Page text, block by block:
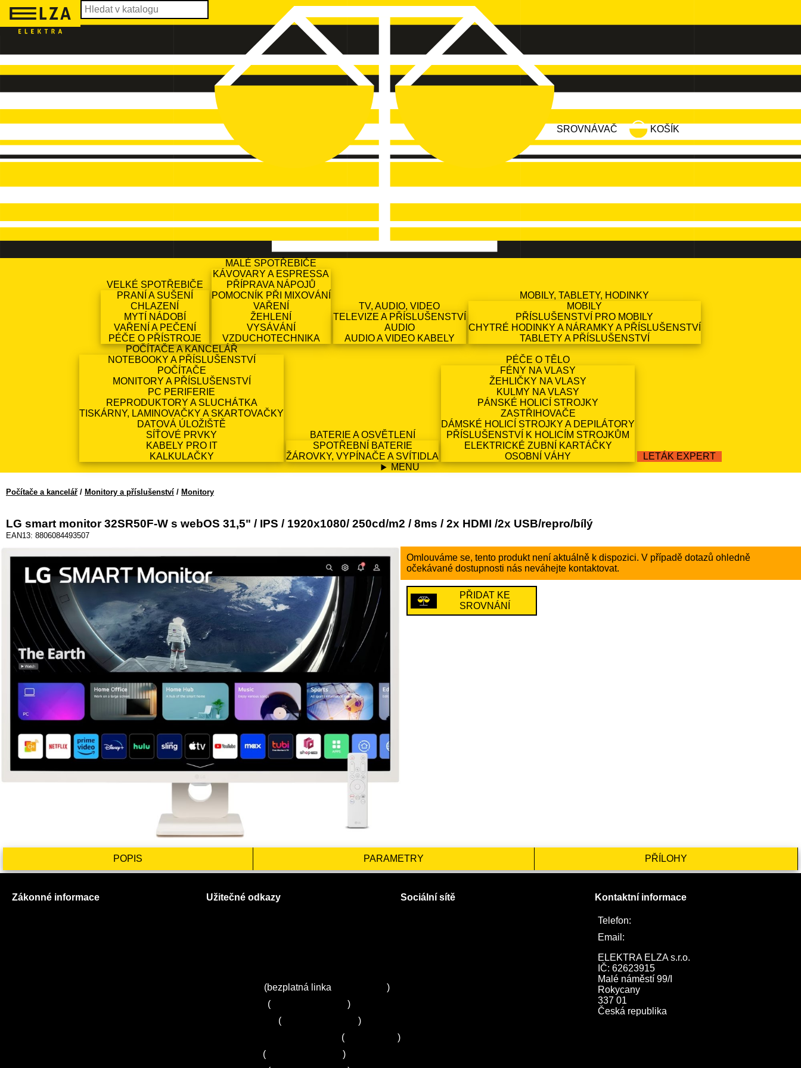
SROVNÁVAČ KOŠÍK
VELKÉ SPOTŘEBIČE
PRANÍ A SUŠENÍ
CHLAZENÍ
MYTÍ NÁDOBÍ
VAŘENÍ A PEČENÍ
PÉČE O PŘÍSTROJE
MALÉ SPOTŘEBIČE
KÁVOVARY A ESPRESSA
PŘÍPRAVA NÁPOJŮ
POMOCNÍK PŘI MIXOVÁNÍ
VAŘENÍ
ŽEHLENÍ
VYSÁVÁNÍ
VZDUCHOTECHNIKA
TV, AUDIO, VIDEO
TELEVIZE A PŘÍSLUŠENSTVÍ
AUDIO
AUDIO A VIDEO KABELY
MOBILY, TABLETY, HODINKY
MOBILY
PŘÍSLUŠENSTVÍ PRO MOBILY
CHYTRÉ HODINKY A NÁRAMKY A PŘÍSLUŠENSTVÍ
TABLETY A PŘÍSLUŠENSTVÍ
POČÍTAČE A KANCELÁŘ
NOTEBOOKY A PŘÍSLUŠENSTVÍ
POČÍTAČE
MONITORY A PŘÍSLUŠENSTVÍ
PC PERIFERIE
REPRODUKTORY A SLUCHÁTKA
TISKÁRNY, LAMINOVAČKY A SKARTOVAČKY
DATOVÁ ÚLOŽIŠTĚ
SÍŤOVÉ PRVKY
KABELY PRO IT
KALKULAČKY
BATERIE A OSVĚTLENÍ
SPOTŘEBNÍ BATERIE
ŽÁROVKY, VYPÍNAČE A SVÍTIDLA
PÉČE O TĚLO
FÉNY NA VLASY
ŽEHLIČKY NA VLASY
KULMY NA VLASY
PÁNSKÉ HOLICÍ STROJKY
ZASTŘIHOVAČE
DÁMSKÉ HOLICÍ STROJKY A DEPILÁTORY
PŘÍSLUŠENSTVÍ K HOLICÍM STROJKŮM
ELEKTRICKÉ ZUBNÍ KARTÁČKY
OSOBNÍ VÁHY
LETÁK EXPERT
MENU
Počítače a kancelář / Monitory a příslušenství / Monitory
LG smart monitor 32SR50F-W s webOS 31,5" / IPS / 1920x1080/ 250cd/m2 / 8ms / 2x HDMI /2x USB/repro/bílý
EAN13: 8806084493507
Omlouváme se, tento produkt není aktuálně k dispozici. V případě dotazů ohledně
očekávané dostupnosti nás neváhejte kontaktovat.
PŘIDAT KE
SROVNÁNÍ
POPIS PARAMETRY PŘÍLOHY
Zákonné informace Užitečné odkazy
(bezplatná linka
)
(
)
(
)
(
)
(
)
Sociální sítě Kontaktní informace
Telefon:
Email:
ELEKTRA ELZA s.r.o.
IČ: 62623915
Malé náměstí 99/I
Rokycany
337 01
Česká republika